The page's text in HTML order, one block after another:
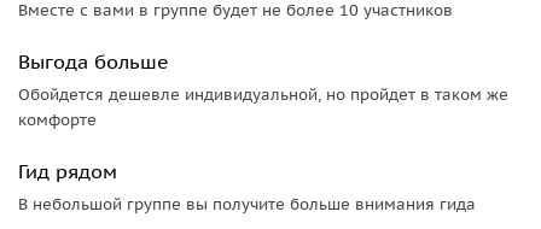
Вместе с вами в группе будет не более 10 участников
Выгода больше
Обойдется дешевле индивидуальной, но пройдет в таком же
комфорте
Гид рядом
В небольшой группе вы получите больше внимания гида